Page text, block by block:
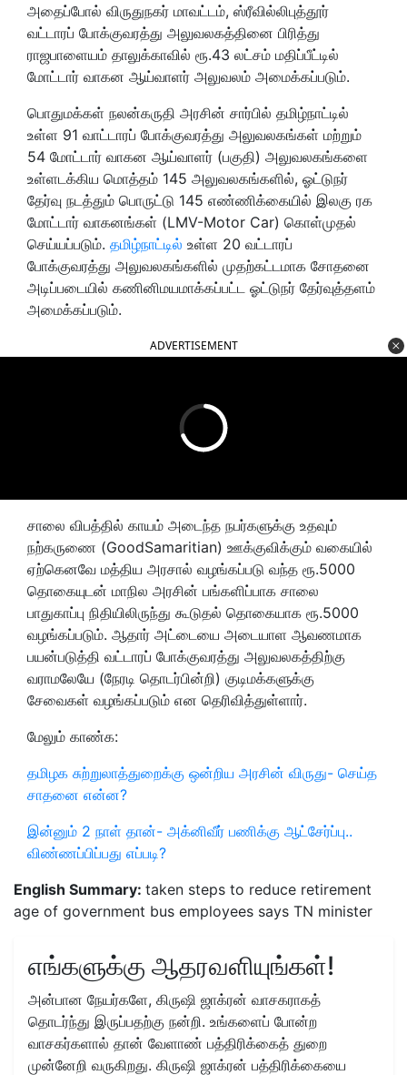
அதைப்போல் விருதுநகர் மாவட்டம், ஸ்ரீவில்லிபுத்தூர்
வட்டாரப் போக்குவரத்து அலுவலகத்தினை பிரித்து
ராஜபாளையம் தாலுக்காவில் ரூ.43 லட்சம் மதிப்பீட்டில்
மோட்டார் வாகன ஆய்வாளர் அலுவலம் அமைக்கப்படும்.
பொதுமக்கள் நலன்கருதி அரசின் சார்பில் தமிழ்நாட்டில்
உள்ள 91 வாட்டாரப் போக்குவரத்து அலுவலகங்கள் மற்றும்
54 மோட்டார் வாகன ஆய்வாளர் (பகுதி) அலுவலகங்களை
உள்ளடக்கிய மொத்தம் 145 அலுவலகங்களில், ஓட்டுநர்
தேர்வு நடத்தும் பொருட்டு 145 எண்ணிக்கையில் இலகு ரக
மோட்டார் வாகனங்கள் (LMV-Motor Car) கொள்முதல்
செய்யப்படும். தமிழ்நாட்டில் உள்ள 20 வட்டாரப்
போக்குவரத்து அலுவலகங்களில் முதற்கட்டமாக சோதனை
அடிப்படையில் கணினிமயமாக்கப்பட்ட ஓட்டுநர் தேர்வுத்தளம்
அமைக்கப்படும்.
ADVERTISEMENT
சாலை விபத்தில் காயம் அடைந்த நபர்களுக்கு உதவும்
நற்கருணை (GoodSamaritian) ஊக்குவிக்கும் வகையில்
ஏற்கெனவே மத்திய அரசால் வழங்கப்படு வந்த ரூ.5000
தொகையுடன் மாநில அரசின் பங்களிப்பாக சாலை
பாதுகாப்பு நிதியிலிருந்து கூடுதல் தொகையாக ரூ.5000
வழங்கப்படும். ஆதார் அட்டையை அடையாள ஆவணமாக
பயன்படுத்தி வட்டாரப் போக்குவரத்து அலுவலகத்திற்கு
வராமலேயே (நேரடி தொடர்பின்றி) குடிமக்களுக்கு
சேவைகள் வழங்கப்படும் என தெரிவித்துள்ளார்.
மேலும் காண்க:
தமிழக சுற்றுலாத்துறைக்கு ஒன்றிய அரசின் விருது- செய்த
சாதனை என்ன?
இன்னும் 2 நாள் தான்- அக்னிவீர் பணிக்கு ஆட்சேர்ப்பு..
விண்ணப்பிப்பது எப்படி?
English Summary: taken steps to reduce retirement
age of government bus employees says TN minister
எங்களுக்கு ஆதரவளியுங்கள்!
அன்பான நேயர்களே, கிருஷி ஜாக்ரன் வாசகராகத்
தொடர்ந்து இருப்பதற்கு நன்றி. உங்களைப் போன்ற
வாசகர்களால் தான் வேளாண் பத்திரிக்கைத் துறை
முன்னேறி வருகிறது. கிருஷி ஜாக்ரன் பத்திரிக்கையை